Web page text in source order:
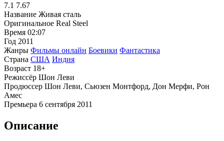
7.1 7.67
Название Живая сталь
Оригинальное Real Steel
Время 02:07
Год 2011
Жанры Фильмы онлайн Боевики Фантастика
Страна США Индия
Возраст 18+
Режиссёр Шон Леви
Продюссер Шон Леви, Сьюзен Монтфорд, Дон Мерфи, Рон
Амес
Премьера 6 сентября 2011
Описание